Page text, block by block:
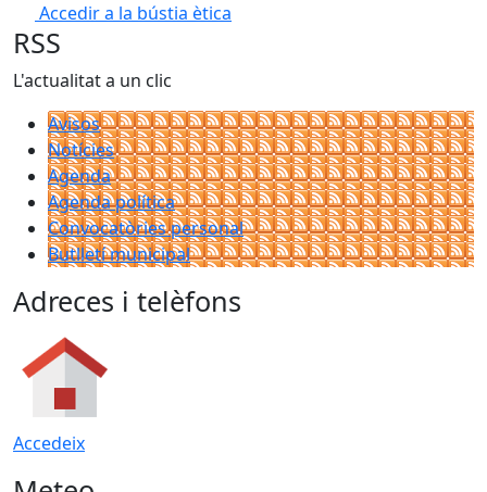
Accedir a la bústia ètica
RSS
L'actualitat a un clic
Avisos
Notícies
Agenda
Agenda política
Convocatòries personal
Butlletí municipal
Adreces i telèfons
Accedeix